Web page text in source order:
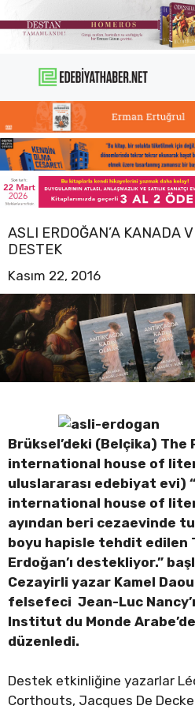
atla
ASLI ERDOĞAN’A KANADA
DESTEK
Kasım 22, 2016
Brüksel’deki (Belçika) The
international house of
uluslararası edebiyat evi)
international house of
ayından beri cezaevinde
boyu hapisle tehdit edilen
Erdoğan’ı destekliyor.”
Cezayirli yazar Kamel
felsefeci Jean-Luc
Institut du Monde
düzenledi.
Destek etkinliğine yazarlar
Corthouts, Jacques De